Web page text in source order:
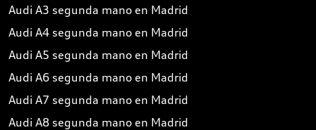
Audi A3 segunda mano en Madrid
Audi A4 segunda mano en Madrid
Audi A5 segunda mano en Madrid
Audi A6 segunda mano en Madrid
Audi A7 segunda mano en Madrid
Audi A8 segunda mano en Madrid